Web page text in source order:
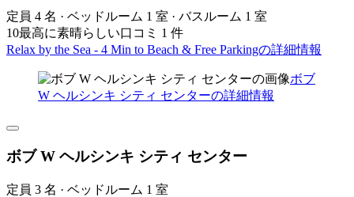
定員 4 名 · ベッドルーム 1 室 · バスルーム 1 室
10最高に素晴らしい口コミ 1 件
Relax by the Sea - 4 Min to Beach & Free Parkingの詳細情報
ボブ
W ヘルシンキ シティ センターの詳細情報
ボブ W ヘルシンキ シティ センター
定員 3 名 · ベッドルーム 1 室